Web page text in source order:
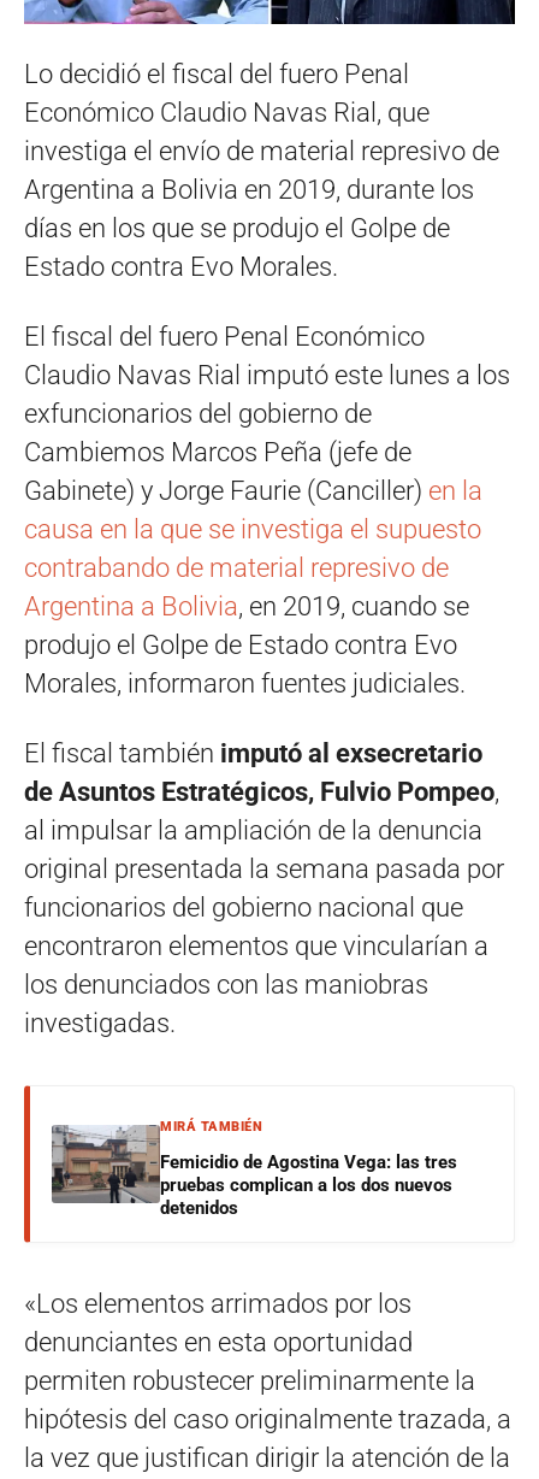
Lo decidió el fiscal del fuero Penal
Económico Claudio Navas Rial, que
investiga el envío de material represivo de
Argentina a Bolivia en 2019, durante los
días en los que se produjo el Golpe de
Estado contra Evo Morales.
El fiscal del fuero Penal Económico
Claudio Navas Rial imputó este lunes a los
exfuncionarios del gobierno de
Cambiemos Marcos Peña (jefe de
Gabinete) y Jorge Faurie (Canciller) en la
causa en la que se investiga el supuesto
contrabando de material represivo de
Argentina a Bolivia, en 2019, cuando se
produjo el Golpe de Estado contra Evo
Morales, informaron fuentes judiciales.
El fiscal también imputó al exsecretario
de Asuntos Estratégicos, Fulvio Pompeo,
al impulsar la ampliación de la denuncia
original presentada la semana pasada por
funcionarios del gobierno nacional que
encontraron elementos que vincularían a
los denunciados con las maniobras
investigadas.
MIRÁ TAMBIÉN
Femicidio de Agostina Vega: las tres
pruebas complican a los dos nuevos
detenidos
«Los elementos arrimados por los
denunciantes en esta oportunidad
permiten robustecer preliminarmente la
hipótesis del caso originalmente trazada, a
la vez que justifican dirigir la atención de la